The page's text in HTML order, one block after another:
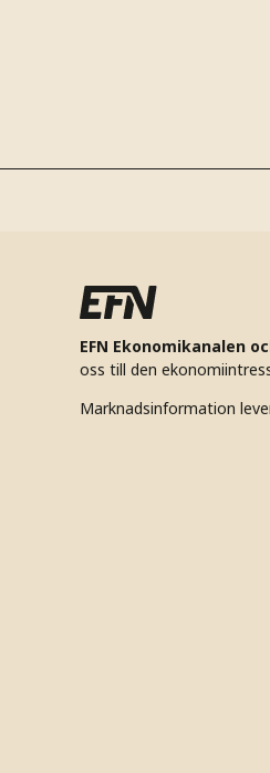
EFN Ekonomikanalen
oss till den
Marknadsinformation